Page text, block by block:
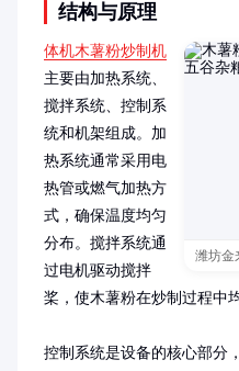
结构与原理
潍坊金
体机木薯粉炒制机
主要由加热系统、
搅拌系统、控制系
统和机架组成。加
热系统通常采用电
热管或燃气加热方
式，确保温度均匀
分布。搅拌系统通
过电机驱动搅拌
桨，使木薯粉在炒制过程中
控制系统是设备的核心部分